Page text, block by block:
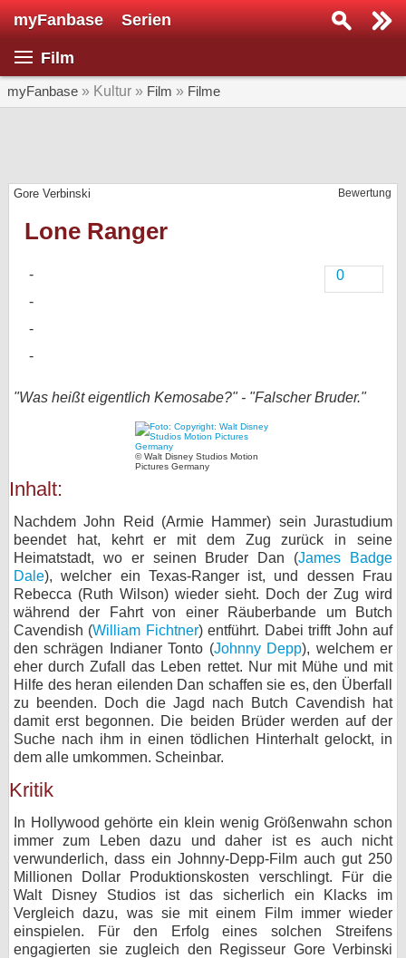
myFanbase Serien
Film
myFanbase » Kultur » Film » Filme
Bewertung
Gore Verbinski
Lone Ranger
0
"Was heißt eigentlich Kemosabe?" - "Falscher Bruder."
© Walt Disney Studios Motion
Pictures Germany
Inhalt:
Nachdem John Reid (Armie Hammer) sein Jurastudium
beendet hat, kehrt er mit dem Zug zurück in seine
Heimatstadt, wo er seinen Bruder Dan (James Badge
Dale), welcher ein Texas-Ranger ist, und dessen Frau
Rebecca (Ruth Wilson) wieder sieht. Doch der Zug wird
während der Fahrt von einer Räuberbande um Butch
Cavendish (William Fichtner) entführt. Dabei trifft John auf
den schrägen Indianer Tonto (Johnny Depp), welchem er
eher durch Zufall das Leben rettet. Nur mit Mühe und mit
Hilfe des heran eilenden Dan schaffen sie es, den Überfall
zu beenden. Doch die Jagd nach Butch Cavendish hat
damit erst begonnen. Die beiden Brüder werden auf der
Suche nach ihm in einen tödlichen Hinterhalt gelockt, in
dem alle umkommen. Scheinbar.
Kritik
In Hollywood gehörte ein klein wenig Größenwahn schon
immer zum Leben dazu und daher ist es auch nicht
verwunderlich, dass ein Johnny-Depp-Film auch gut 250
Millionen Dollar Produktionskosten verschlingt. Für die
Walt Disney Studios ist das sicherlich ein Klacks im
Vergleich dazu, was sie mit einem Film immer wieder
einspielen. Für den Erfolg eines solchen Streifens
engagierten sie zugleich den Regisseur Gore Verbinski
Serie suchen...
SERIEN
Forum
bei X
bei Facebook
Kontakt
Nutzungsbedingungen
Datenschutz
Cookie-Einstellungen
Impressum
Desktop-Ansicht
myFanbase